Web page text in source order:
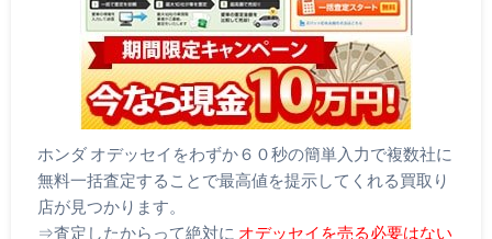
ホンダ オデッセイをわずか６０秒の簡単入力で複数社に
無料一括査定することで最高値を提示してくれる買取り
店が見つかります。
⇒査定したからって絶対に オデッセイを売る必要はない